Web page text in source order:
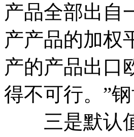
产品全部出自
产产品的加权
产的产品出口
得不可行。”
三是默认值